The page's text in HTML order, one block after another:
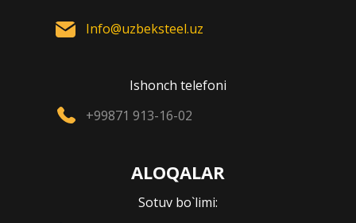
Info@uzbeksteel.uz
Ishonch telefoni
+99871 913-16-02
ALOQALAR
Sotuv bo`limi: